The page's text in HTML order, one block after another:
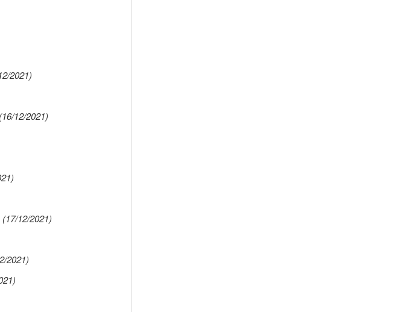
2021)
(16/12/2021)
(17/12/2021)
2021)